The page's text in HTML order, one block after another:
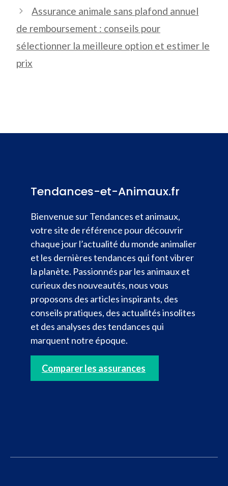
Assurance animale sans plafond annuel
de remboursement : conseils pour
sélectionner la meilleure option et estimer le
prix
Tendances-et-Animaux.fr
Bienvenue sur Tendances et animaux,
votre site de référence pour découvrir
chaque jour l’actualité du monde animalier
et les dernières tendances qui font vibrer
la planète. Passionnés par les animaux et
curieux des nouveautés, nous vous
proposons des articles inspirants, des
conseils pratiques, des actualités insolites
et des analyses des tendances qui
marquent notre époque.
Comparer les assurances